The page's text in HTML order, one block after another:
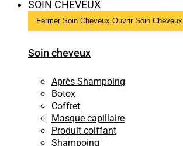
SOIN CHEVEUX
Fermer Soin Cheveux Ouvrir Soin Cheveux
Soin cheveux
Après Shampoing
Botox
Coffret
Masque capillaire
Produit coiffant
Shampoing